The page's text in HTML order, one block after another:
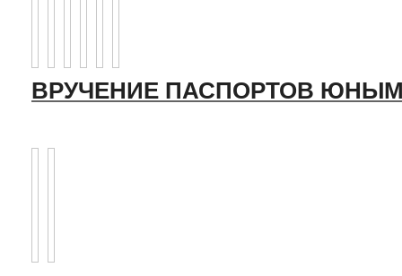
ВРУЧЕНИЕ ПАСПОРТОВ